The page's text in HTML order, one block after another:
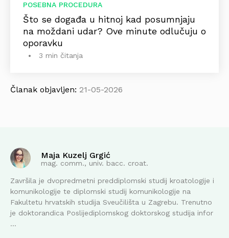
POSEBNA PROCEDURA
Što se događa u hitnoj kad posumnjaju
na moždani udar? Ove minute odlučuju o
oporavku
3 min čitanja
Članak objavljen: 21-05-2026
Maja Kuzelj Grgić
mag. comm., univ. bacc. croat.
Završila je dvopredmetni preddiplomski studij kroatologije i
komunikologije te diplomski studij komunikologije na
Fakultetu hrvatskih studija Sveučilišta u Zagrebu. Trenutno
je doktorandica Poslijediplomskog doktorskog studija infor
...